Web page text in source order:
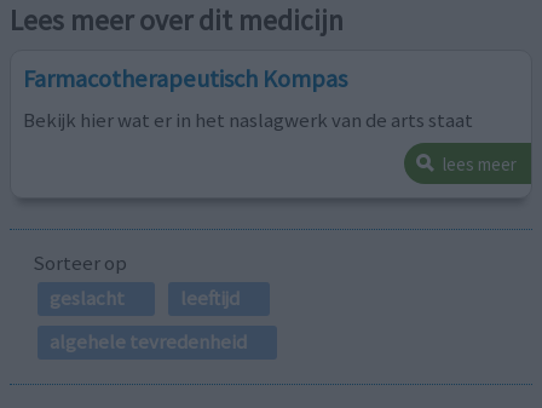
Lees meer over dit medicijn
Farmacotherapeutisch Kompas
Bekijk hier wat er in het naslagwerk van de arts staat
lees meer
Sorteer op
geslacht
leeftijd
algehele tevredenheid